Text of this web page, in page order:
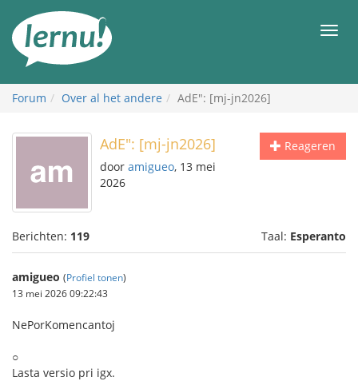
inhoud
Forum Over al het andere AdE": [mj-jn2026]
Reageren
AdE": [mj-jn2026]
door amigueo, 13 mei
2026
Berichten: 119 Taal: Esperanto
amigueo (Profiel tonen)
13 mei 2026 09:22:43
NePorKomencantoj
○
Lasta versio pri igx.